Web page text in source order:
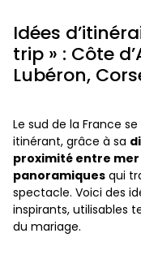
Idées
trip » : Côte
Lubéron,
Le sud de la France
itinérant, grâce à sa
proximité entre
panoramiques qui
spectacle. Voici des
inspirants, utilisables
du mariage.